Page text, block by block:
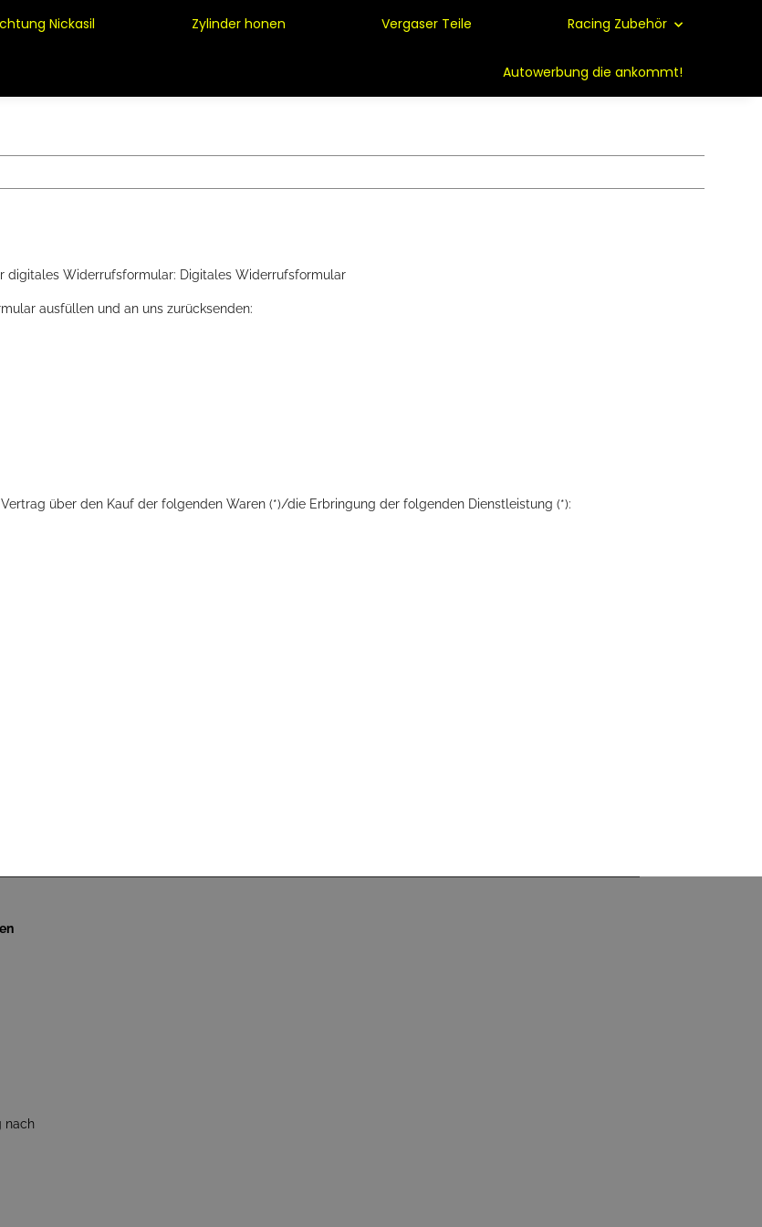
Nickasil Zylinder honen Vergaser Teile Racing Zubehör
Autowerbung die ankommt!
digitales Widerrufsformular: Digitales Widerrufsformular
ausfüllen und an uns zurücksenden:
über den Kauf der folgenden Waren (*)/die Erbringung der folgenden Dienstleistung (*):
nach